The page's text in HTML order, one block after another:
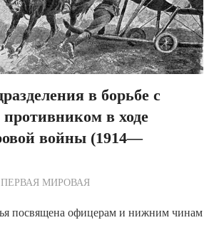
в борьбе с
в ходе
войны (1914—
Дежурный по Редакции
ПЕРВАЯ МИРОВАЯ
посвящена офицерам и нижним чинам